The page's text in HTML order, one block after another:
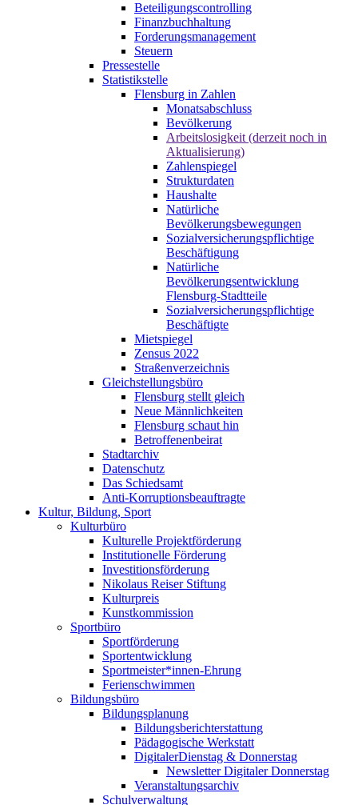
Beteiligungscontrolling
Finanzbuchhaltung
Forderungsmanagement
Steuern
Pressestelle
Statistikstelle
Flensburg in Zahlen
Monatsabschluss
Bevölkerung
Arbeitslosigkeit (derzeit noch in
Aktualisierung)
Zahlenspiegel
Strukturdaten
Haushalte
Natürliche
Bevölkerungsbewegungen
Sozialversicherungspflichtige
Beschäftigung
Natürliche
Bevölkerungsentwicklung
Flensburg-Stadtteile
Sozialversicherungspflichtige
Beschäftigte
Mietspiegel
Zensus 2022
Straßenverzeichnis
Gleichstellungsbüro
Flensburg stellt gleich
Neue Männlichkeiten
Flensburg schaut hin
Betroffenenbeirat
Stadtarchiv
Datenschutz
Das Schiedsamt
Anti-Korruptionsbeauftragte
Kultur, Bildung, Sport
Kulturbüro
Kulturelle Projektförderung
Institutionelle Förderung
Investitionsförderung
Nikolaus Reiser Stiftung
Kulturpreis
Kunstkommission
Sportbüro
Sportförderung
Sportentwicklung
Sportmeister*innen-Ehrung
Ferienschwimmen
Bildungsbüro
Bildungsplanung
Bildungsberichterstattung
Pädagogische Werkstatt
DigitalerDienstag & Donnerstag
Newsletter Digitaler Donnerstag
Veranstaltungsarchiv
Schulverwaltung